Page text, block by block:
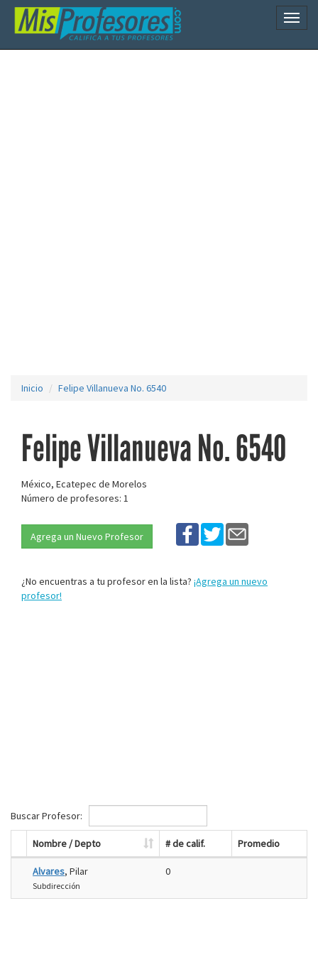
Inicio Felipe Villanueva No. 6540
Felipe Villanueva No. 6540
México, Ecatepec de Morelos
Número de profesores: 1
Agrega un Nuevo Profesor
¿No encuentras a tu profesor en la lista? ¡Agrega un nuevo
profesor!
Buscar Profesor:
Nombre / Depto # de calif. Promedio
Alvares, Pilar
Subdirección
0